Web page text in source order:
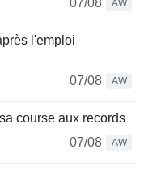
AW
l'emploi
07/08
AW
course aux records
07/08
AW